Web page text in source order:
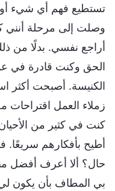
تستطيع فهم أي شيء أو
وصلت إلى مرحلة أنني
أراجع نفسي. بدلًا من
الحق وكنت قادرة في
الكنيسة. أصبحت أكثر
زملاء العمل اقتراحات
كنت في كثير من
أطيح بأفكارهم
حال؟ ألا أعرف أفضل
بي المطاف بأن يكون